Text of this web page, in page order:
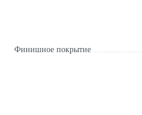
Финишное покрытие